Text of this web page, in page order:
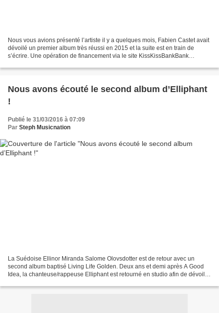
Nous vous avions présenté l’artiste il y a quelques mois, Fabien Castet avait
dévoilé un premier album très réussi en 2015 et la suite est en train de
s’écrire. Une opération de financement via le site KissKissBankBank
Nous avons écouté le second album d’Elliphant
!
Publié le 31/03/2016 à 07:09
Par Steph Musicnation
La Suédoise Ellinor Miranda Salome Olovsdotter est de retour avec un
second album baptisé Living Life Golden. Deux ans et demi après A Good
Idea, la chanteuse/rappeuse Elliphant est retourné en studio afin de dévoiler